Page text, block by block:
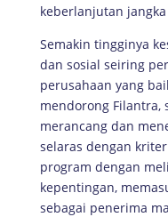
keberlanjutan
Semakin tingginya
dan sosial seiring
perusahaan yang
mendorong Filantra,
merancang dan
selaras dengan
program dengan
kepentingan,
sebagai penerima